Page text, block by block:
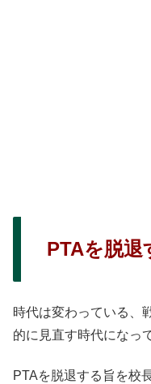
PTAを脱退
時代は変わっている、
的に見直す時代になっ
PTAを脱退する旨を校